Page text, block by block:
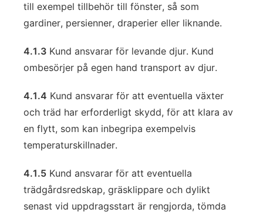
till exempel tillbehör till fönster, så som
gardiner, persienner, draperier eller liknande.
4.1.3 Kund ansvarar för levande djur. Kund
ombesörjer på egen hand transport av djur.
4.1.4 Kund ansvarar för att eventuella växter
och träd har erforderligt skydd, för att klara av
en flytt, som kan inbegripa exempelvis
temperaturskillnader.
4.1.5 Kund ansvarar för att eventuella
trädgårdsredskap, gräsklippare och dylikt
senast vid uppdragsstart är rengjorda, tömda